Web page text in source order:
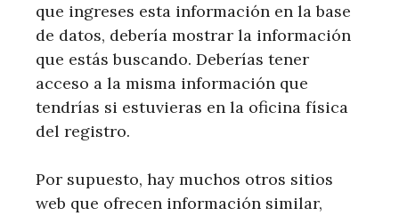
que ingreses esta información en la base
de datos, debería mostrar la información
que estás buscando. Deberías tener
acceso a la misma información que
tendrías si estuvieras en la oficina física
del registro.
Por supuesto, hay muchos otros sitios
web que ofrecen información similar,